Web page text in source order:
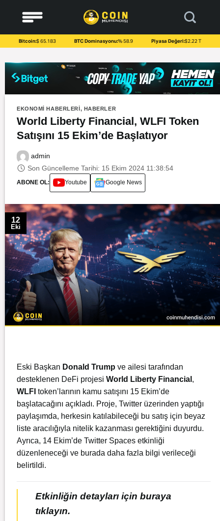
content
Bitcoin:$ 65.183 BTC Dominasyonu:% 58.9 Piyasa Değeri:$2.22 T
EKONOMI HABERLERI, HABERLER
World Liberty Financial, WLFI Token
Satışını 15 Ekim’de Başlatıyor
admin
Son Güncelleme Tarihi: 15 Ekim 2024 11:38:54
ABONE OL: Youtube Google News
12
Eki
Eski Başkan Donald Trump ve ailesi tarafından
desteklenen DeFi projesi World Liberty Financial ,
WLFI token’larının kamu satışını 15 Ekim’de
başlatacağını açıkladı. Proje, Twitter üzerinden yaptığı
paylaşımda, herkesin katılabileceği bu satış için beyaz
liste aracılığıyla nitelik kazanması gerektiğini duyurdu.
Ayrıca, 14 Ekim’de Twitter Spaces etkinliği
düzenleneceği ve burada daha fazla bilgi verileceği
belirtildi.
Etkinliğin detayları için buraya
tıklayın.